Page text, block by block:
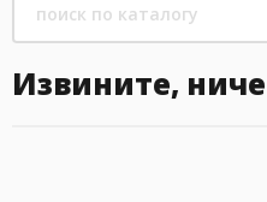
Извините,